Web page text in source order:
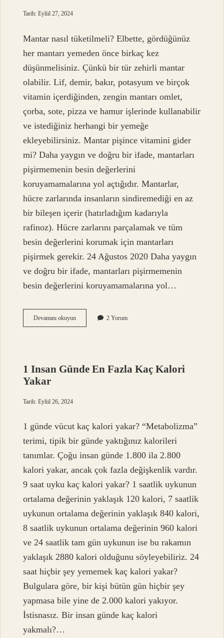
Tarih: Eylül 27, 2024
Mantar nasıl tüketilmeli? Elbette, gördüğünüz
her mantarı yemeden önce birkaç kez
düşünmelisiniz. Çünkü bir tür zehirli mantar
olabilir. Lif, demir, bakır, potasyum ve birçok
vitamin içerdiğinden, zengin mantarı omlet,
çorba, sote, pizza ve hamur işlerinde kullanabilir
ve istediğiniz herhangi bir yemeğe
ekleyebilirsiniz. Mantar pişince vitamini gider
mi? Daha yaygın ve doğru bir ifade, mantarları
pişirmemenin besin değerlerini
koruyamamalarına yol açtığıdır. Mantarlar,
hücre zarlarında insanların sindiremediği en az
bir bileşen içerir (hatırladığım kadarıyla
rafinoz). Hücre zarlarını parçalamak ve tüm
besin değerlerini korumak için mantarları
pişirmek gerekir. 24 Ağustos 2020 Daha yaygın
ve doğru bir ifade, mantarları pişirmemenin
besin değerlerini koruyamamalarına yol…
Devamını okuyunMantar
En
2 Yorum
1 Insan Günde En Fazla Kaç Kalori
Yakar
Tarih: Eylül 26, 2024
1 günde vücut kaç kalori yakar? “Metabolizma”
terimi, tipik bir günde yaktığınız kalorileri
tanımlar. Çoğu insan günde 1.800 ila 2.800
kalori yakar, ancak çok fazla değişkenlik vardır.
9 saat uyku kaç kalori yakar? 1 saatlik uykunun
ortalama değerinin yaklaşık 120 kalori, 7 saatlik
uykunun ortalama değerinin yaklaşık 840 kalori,
8 saatlik uykunun ortalama değerinin 960 kalori
ve 24 saatlik tam gün uykunun ise bu rakamın
yaklaşık 2880 kalori olduğunu söyleyebiliriz. 24
saat hiçbir şey yememek kaç kalori yakar?
Bulgulara göre, bir kişi bütün gün hiçbir şey
yapmasa bile yine de 2.000 kalori yakıyor.
İstisnasız. Bir insan günde kaç kalori
yakmalı?…